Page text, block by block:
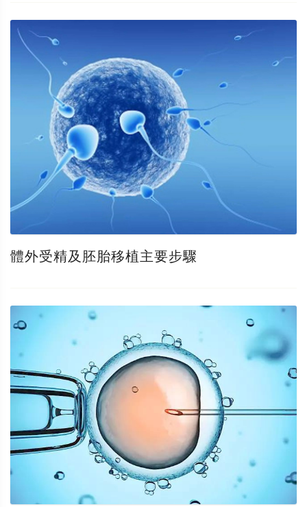
體外受精及胚胎移植主要步驟